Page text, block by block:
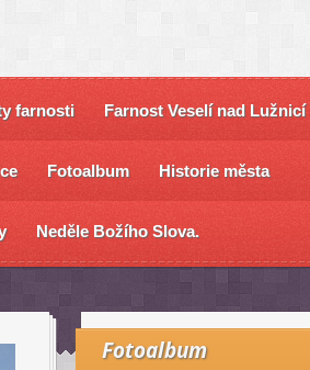
farnosti Farnost Veselí nad Lužnicí
Fotoalbum Historie města
Neděle Božího Slova.
Fotoalbum